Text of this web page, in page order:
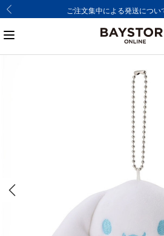
ご注文集中による発送につい